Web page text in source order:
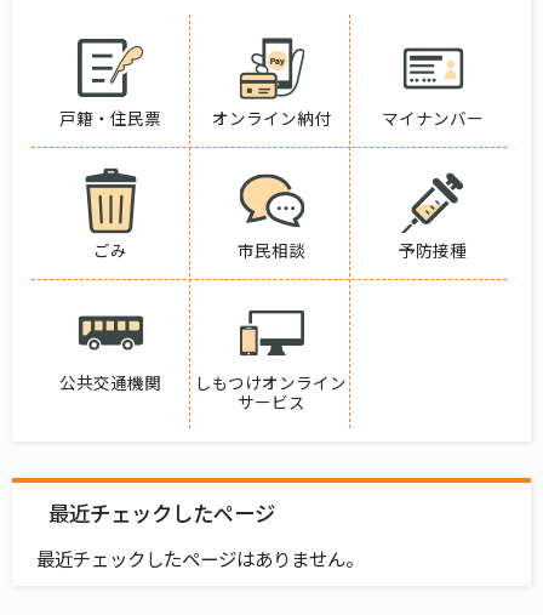
戸籍・住民票 オンライン納付 マイナンバー
ごみ 市民相談 予防接種
公共交通機関
しもつけオンライン
サービス
最近チェックしたページ
最近チェックしたページはありません。